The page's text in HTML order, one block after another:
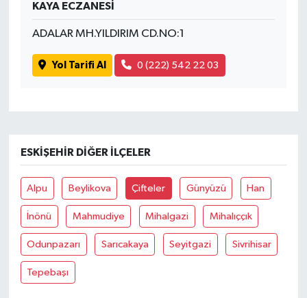
KAYA ECZANESİ
ADALAR MH.YILDIRIM CD.NO:1
Yol Tarifi Al 0 (222) 542 22 03
ESKIŞEHIR DIĞER İLÇELER
Alpu Beylikova Çifteler Günyüzü Han
İnönü Mahmudiye Mihalgazi Mihalıççık
Odunpazarı Sarıcakaya Seyitgazi Sivrihisar
Tepebaşı